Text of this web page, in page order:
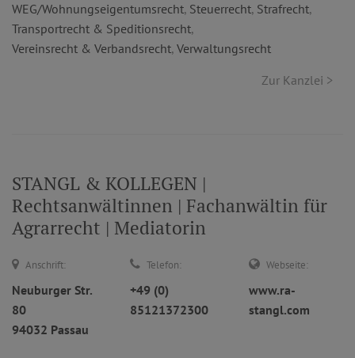
WEG/Wohnungseigentumsrecht, Steuerrecht, Strafrecht,
Transportrecht & Speditionsrecht,
Vereinsrecht & Verbandsrecht, Verwaltungsrecht
Zur Kanzlei >
STANGL & KOLLEGEN |
Rechtsanwältinnen | Fachanwältin für
Agrarrecht | Mediatorin
Anschrift:
Neuburger Str.
80
94032 Passau
Telefon:
+49 (0)
85121372300
Webseite:
www.ra-
stangl.com